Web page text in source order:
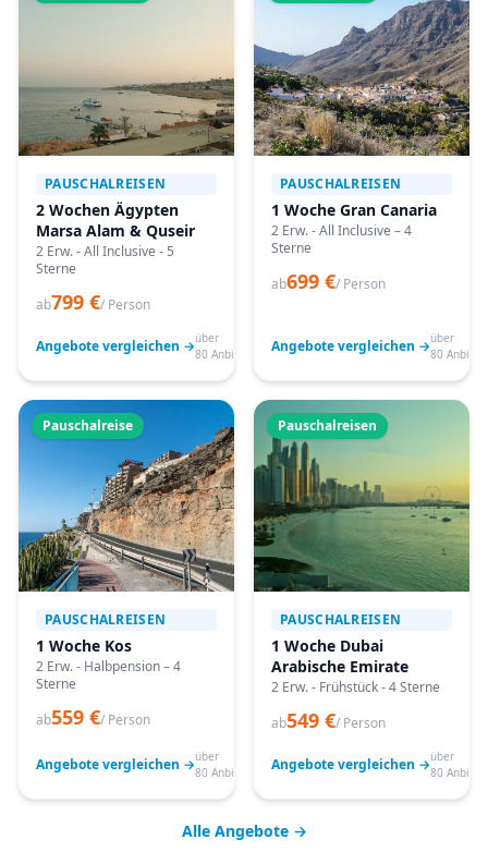
PAUSCHALREISEN
2 Wochen Ägypten
Marsa Alam & Quseir
2 Erw. - All Inclusive - 5
Sterne
ab799 €/ Person
Angebote vergleichen →über
80 Anbieter
PAUSCHALREISEN
1 Woche Gran Canaria
2 Erw. - All Inclusive – 4
Sterne
ab699 €/ Person
Angebote vergleichen →über
80
Pauschalreise
PAUSCHALREISEN
1 Woche Kos
2 Erw. - Halbpension – 4
Sterne
ab559 €/ Person
Angebote vergleichen →über
80 Anbieter
Pauschalreisen
PAUSCHALREISEN
1 Woche Dubai
Arabische Emirate
2 Erw. - Frühstück - 4 Sterne
ab549 €/ Person
Angebote vergleichen →über
80
Alle Angebote →